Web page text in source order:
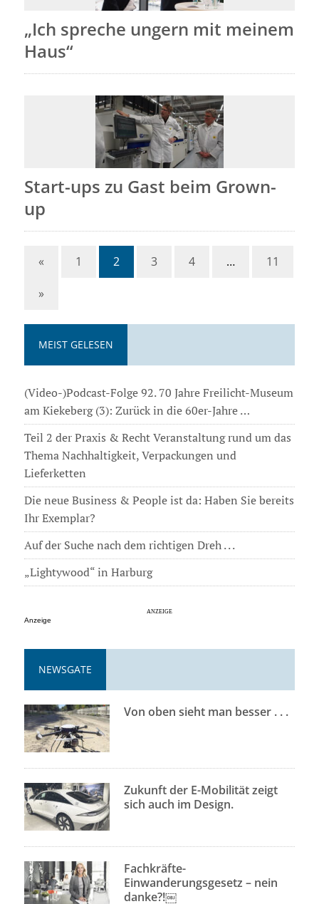
„Ich spreche ungern mit meinem
Haus“
Start-ups zu Gast beim Grown-
up
« 1 2 3 4 … 11
»
MEIST GELESEN
(Video-)Podcast-Folge 92. 70 Jahre Freilicht-Museum
am Kiekeberg (3): Zurück in die 60er-Jahre …
Teil 2 der Praxis & Recht Veranstaltung rund um das
Thema Nachhaltigkeit, Verpackungen und
Lieferketten
Die neue Business & People ist da: Haben Sie bereits
Ihr Exemplar?
Auf der Suche nach dem richtigen Dreh . . .
„Lightywood“ in Harburg
Anzeige
NEWSGATE
Von oben sieht man besser . . .
Zukunft der E-Mobilität zeigt
sich auch im Design.
Fachkräfte-
Einwanderungsgesetz – nein
danke?!￼